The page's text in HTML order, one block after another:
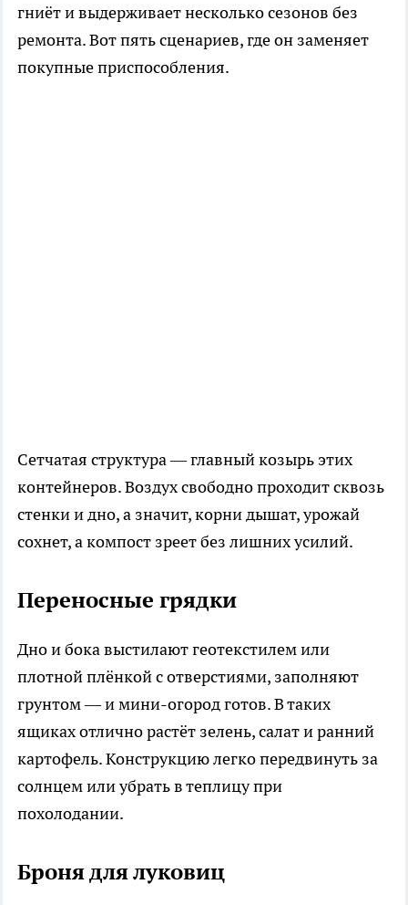
гниёт и выдерживает несколько сезонов без
ремонта. Вот пять сценариев, где он заменяет
покупные приспособления.
Сетчатая структура — главный козырь этих
контейнеров. Воздух свободно проходит сквозь
стенки и дно, а значит, корни дышат, урожай
сохнет, а компост зреет без лишних усилий.
Переносные грядки
Дно и бока выстилают геотекстилем или
плотной плёнкой с отверстиями, заполняют
грунтом — и мини-огород готов. В таких
ящиках отлично растёт зелень, салат и ранний
картофель. Конструкцию легко передвинуть за
солнцем или убрать в теплицу при
похолодании.
Броня для луковиц